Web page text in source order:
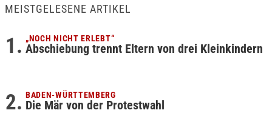
MEISTGELESENE ARTIKEL
„NOCH NICHT ERLEBT“
Abschiebung trennt Eltern von drei Kleinkindern
BADEN-WÜRTTEMBERG
Die Mär von der Protestwahl